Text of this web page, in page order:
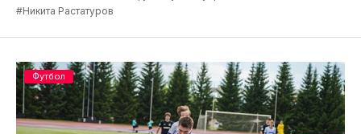
#Никита Растатуров
Футбол